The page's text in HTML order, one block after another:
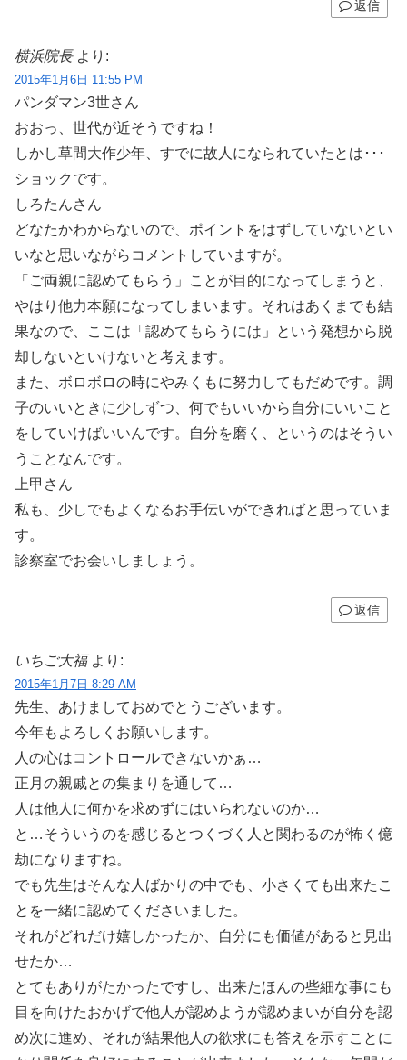
返信
横浜院長 より:
2015年1月6日 11:55 PM
パンダマン3世さん
おおっ、世代が近そうですね！
しかし草間大作少年、すでに故人になられていたとは･･･
ショックです。
しろたんさん
どなたかわからないので、ポイントをはずしていないとい
いなと思いながらコメントしていますが。
「ご両親に認めてもらう」ことが目的になってしまうと、
やはり他力本願になってしまいます。それはあくまでも結
果なので、ここは「認めてもらうには」という発想から脱
却しないといけないと考えます。
また、ボロボロの時にやみくもに努力してもだめです。調
子のいいときに少しずつ、何でもいいから自分にいいこと
をしていけばいいんです。自分を磨く、というのはそうい
うことなんです。
上甲さん
私も、少しでもよくなるお手伝いができればと思っていま
す。
診察室でお会いしましょう。
返信
いちご大福 より:
2015年1月7日 8:29 AM
先生、あけましておめでとうございます。
今年もよろしくお願いします。
人の心はコントロールできないかぁ…
正月の親戚との集まりを通して…
人は他人に何かを求めずにはいられないのか…
と…そういうのを感じるとつくづく人と関わるのが怖く億
劫になりますね。
でも先生はそんな人ばかりの中でも、小さくても出来たこ
とを一緒に認めてくださいました。
それがどれだけ嬉しかったか、自分にも価値があると見出
せたか…
とてもありがたかったですし、出来たほんの些細な事にも
目を向けたおかげで他人が認めようが認めまいが自分を認
め次に進め、それが結果他人の欲求にも答えを示すことに